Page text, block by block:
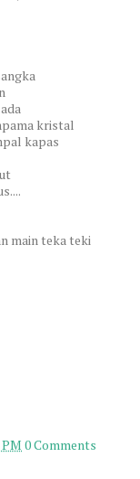
kristal
kapas
main teka teki
PM 0 Comments